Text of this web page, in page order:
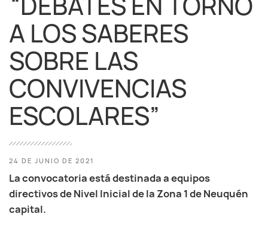
A LOS SABERES
SOBRE LAS
CONVIVENCIAS
ESCOLARES”
24 DE JUNIO DE 2021
La convocatoria está destinada a equipos
directivos de Nivel Inicial de la Zona 1 de Neuquén
capital.